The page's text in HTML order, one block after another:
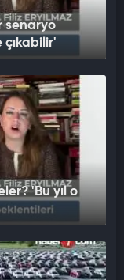
senaryo
'Bu yıl o